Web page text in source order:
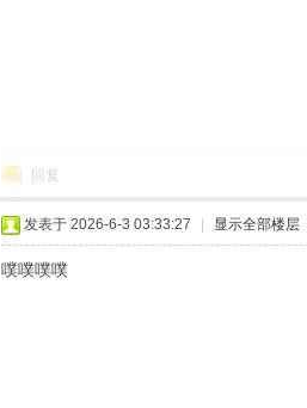
回复
发表于 2026-6-3 03:33:27 显示全部楼层
噗噗噗噗